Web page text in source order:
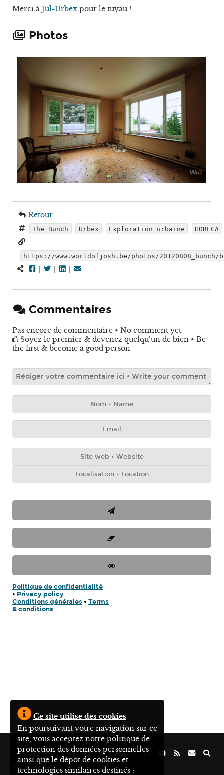
Ce site utilise des cookies
En poursuivant votre navigation sur ce
site, vous acceptez notre politique de
protection des données personnelles
ainsi que le dépôt de cookies et
technologies similaires destinés :
Merci à Jul-Urbex pour le tuyau !
Photos
Retour
The Bunch Urbex Exploration urbaine HORECA
https://www.worldofjosh.be/photos/20120808_bunch/
| | |
Commentaires
Pas encore de commentaire • No comment yet
Soyez le premier & devenez quelqu’un de bien • Be
the first & become a good person
Politique de confidentialité
• Privacy policy
Conditions générales • Terms
& conditions
In English
Infos légales